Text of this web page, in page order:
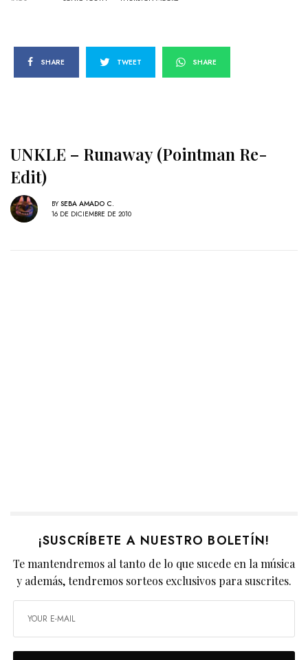
SHARE TWEET SHARE
UNKLE – Runaway (Pointman Re-
Edit)
BY SEBA AMADO C.
16 DE DICIEMBRE DE 2010
¡SUSCRÍBETE A NUESTRO BOLETÍN!
Te mantendremos al tanto de lo que sucede en la música
y además, tendremos sorteos exclusivos para suscrites.